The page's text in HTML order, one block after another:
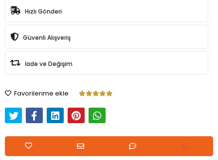
Hızlı Gönderi
Güvenli Alışveriş
İade ve Değişim
Favorilerime ekle